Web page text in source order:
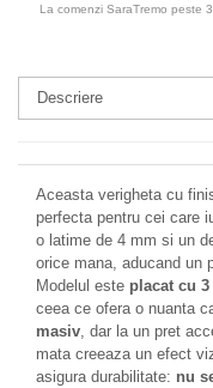
La comenzi SaraTremo peste
Descriere
Aceasta verigheta cu
perfecta pentru cei care
o latime de 4 mm si un
orice mana, aducand un
Modelul este placat cu
ceea ce ofera o nuanta
masiv, dar la un pret
mata creeaza un efect
asigura durabilitate: nu